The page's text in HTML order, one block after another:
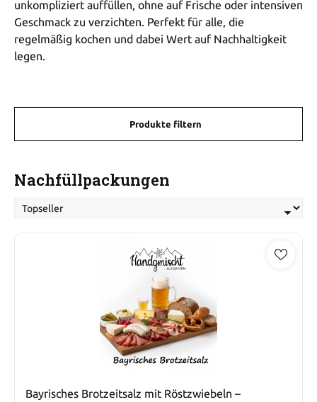
unkompliziert auffüllen, ohne auf Frische oder intensiven
Geschmack zu verzichten. Perfekt für alle, die
regelmäßig kochen und dabei Wert auf Nachhaltigkeit
legen.
Produkte filtern
Nachfüllpackungen
Bayrisches Brotzeitsalz mit Röstzwiebeln –